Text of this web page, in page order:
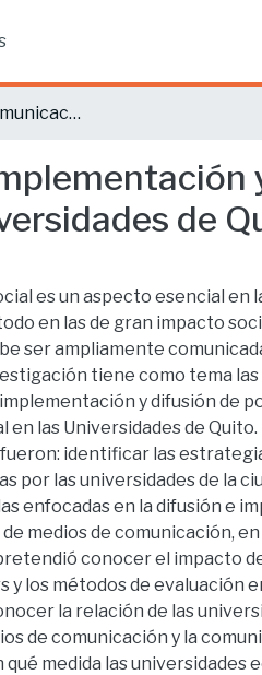
Estrategia de comunicación para la implementación y difusión de políticas de Responsabilidad Social en las Universidades de Quito
de
es un aspecto esencial en
en las de gran impacto
ser ampliamente
tiene como tema
y difusión de
en las Universidades de Quito.
identificar las
por las universidades de la
enfocadas en la difusión e
medios de comunicación,
conocer el impacto
y los métodos de evaluación
la relación de las
de comunicación y la
qué medida las universidades